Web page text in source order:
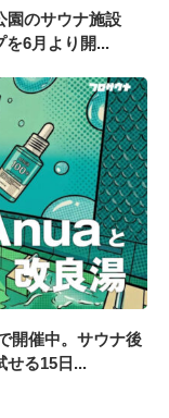
園のサウナ施設
を6月より開...
開催中。サウナ後
せる15日...